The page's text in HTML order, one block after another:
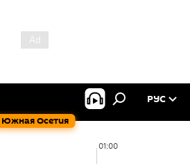
Южная Осетия
РУС
01:00